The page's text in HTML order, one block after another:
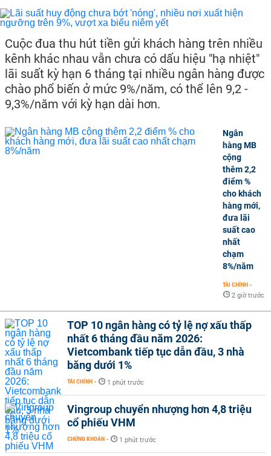
Cuộc đua thu hút tiền gửi khách hàng trên nhiều
kênh khác nhau vẫn chưa có dấu hiệu "hạ nhiệt"
lãi suất kỳ hạn 6 tháng tại nhiều ngân hàng được
chào phổ biến ở mức 9%/năm, có thể lên 9,2 -
9,3%/năm với kỳ hạn dài hơn.
Ngân
hàng MB
cộng
thêm 2,2
điểm %
cho khách
hàng mới,
đưa lãi
suất cao
nhất
chạm
8%/năm
TÀI CHÍNH -
2 giờ trước
TOP 10 ngân hàng có tỷ lệ nợ xấu thấp
nhất 6 tháng đầu năm 2026:
Vietcombank tiếp tục dẫn đầu, 3 nhà
băng dưới 1%
TÀI CHÍNH - 1 phút trước
Vingroup chuyển nhượng hơn 4,8 triệu
cổ phiếu VHM
CHỨNG KHOÁN - 1 phút trước